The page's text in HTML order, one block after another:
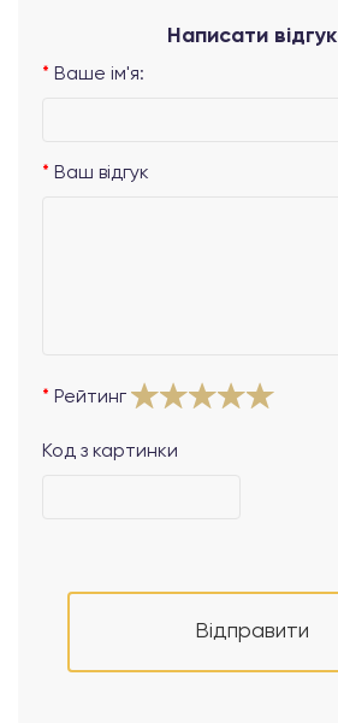
Написати відгук
Ваше ім'я:
Ваш відгук
Рейтинг
Код з картинки
Відправити